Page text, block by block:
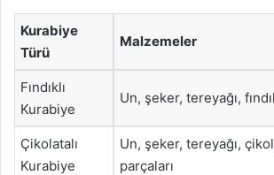
Kurabiye
Türü
Malzemeler
Fındıklı
Kurabiye
Un, şeker, tereyağı,
Çikolatalı
Kurabiye
Un, şeker, tereyağı,
parçaları